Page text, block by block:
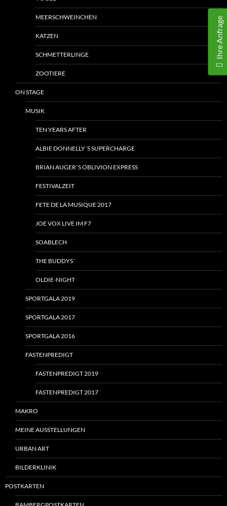
MEERSCHWEINCHEN
KATZEN
SCHMETTERLINGE
ZOOTIERE
ON STAGE
MUSIK
TEN YEARS AFTER
ALBIE DONNELLY´S SUPERCHARGE
BRIAN AUGER´S OBLIVION EXPRESS
FESTIVALZEIT
FETE DE LA MUSIQUE 2017
JOE VOX LIVE IM F7
SOABLECH
THE BUDDYS´
OLDIE-NIGHT
SPORTGALA 2019
SPORTGALA 2017
SPORTGALA 2016
FASTENPREDIGT
FASTENPREDIGT 2019
FASTENPREDIGT 2017
MAKRO
MEINE AUSSTELLUNGEN
URBAN ART
BILDERKLINIK
POSTKARTEN
Ihre Anfrage